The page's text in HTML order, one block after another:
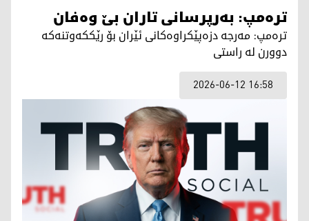
ترەمپ: بەرپرسانی تاران بێ وەفان
ترەمپ: مەرجە دزەپێکراوەکانی ئێران بۆ رێککەوتنەکە
دوورن لە راستی
2026-06-12 16:58